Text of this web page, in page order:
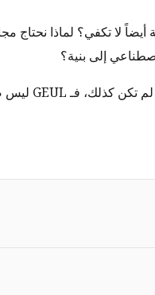
أيضاً لا تكفي؟ لماذا
إلى بنية؟